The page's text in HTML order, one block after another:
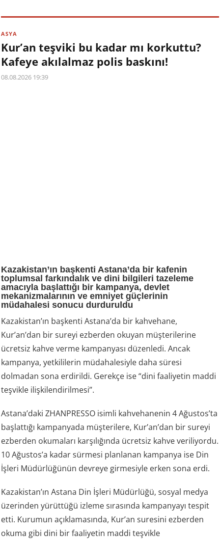
ASYA
Kur’an teşviki bu kadar mı korkuttu?
Kafeye akılalmaz polis baskını!
08.08.2026 19:39
Kazakistan’ın başkenti Astana’da bir kafenin
toplumsal farkındalık ve dini bilgileri tazeleme
amacıyla başlattığı bir kampanya, devlet
mekanizmalarının ve emniyet güçlerinin
müdahalesi sonucu durduruldu
Kazakistan’ın başkenti Astana’da bir kahvehane,
Kur’an’dan bir sureyi ezberden okuyan müşterilerine
ücretsiz kahve verme kampanyası düzenledi. Ancak
kampanya, yetkililerin müdahalesiyle daha süresi
dolmadan sona erdirildi. Gerekçe ise “dini faaliyetin maddi
teşvikle ilişkilendirilmesi”.
Astana’daki ZHANPRESSO isimli kahvehanenin 4 Ağustos’ta
başlattığı kampanyada müşterilere, Kur’an’dan bir sureyi
ezberden okumaları karşılığında ücretsiz kahve veriliyordu.
10 Ağustos’a kadar sürmesi planlanan kampanya ise Din
İşleri Müdürlüğünün devreye girmesiyle erken sona erdi.
Kazakistan’ın Astana Din İşleri Müdürlüğü, sosyal medya
üzerinden yürüttüğü izleme sırasında kampanyayı tespit
etti. Kurumun açıklamasında, Kur’an suresini ezberden
okuma gibi dini bir faaliyetin maddi teşvikle